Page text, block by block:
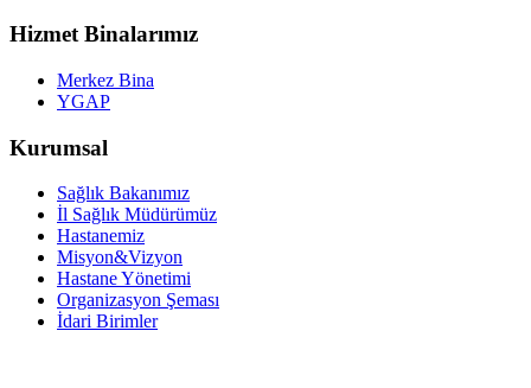
Hizmet Binalarımız
Merkez Bina
YGAP
Kurumsal
Sağlık Bakanımız
İl Sağlık Müdürümüz
Hastanemiz
Misyon&Vizyon
Hastane Yönetimi
Organizasyon Şeması
İdari Birimler